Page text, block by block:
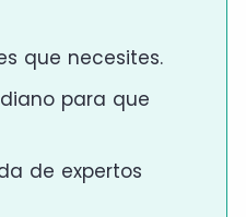
que necesites.
para que
de expertos